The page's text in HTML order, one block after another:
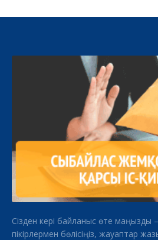
Сізден кері байланыс өте маңызды
пікірлермен бөлісіңіз, жауаптар